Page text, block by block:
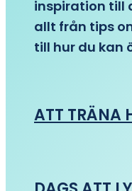
inspiration till
allt från tips
till hur du kan
ATT TRÄNA